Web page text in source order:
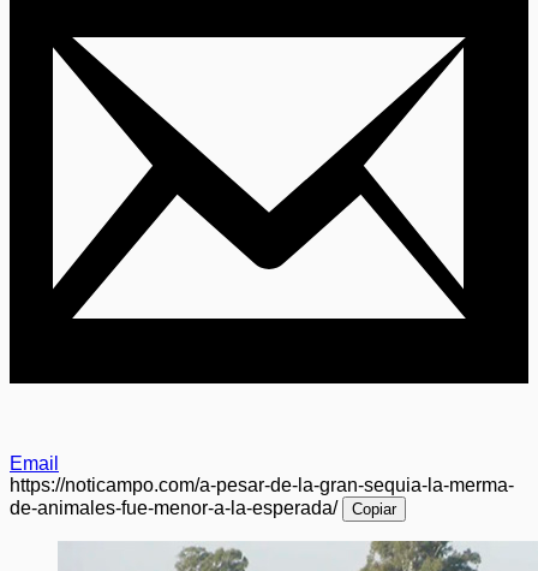
Email
https://noticampo.com/a-pesar-de-la-gran-sequia-la-merma-
de-animales-fue-menor-a-la-esperada/
Copiar